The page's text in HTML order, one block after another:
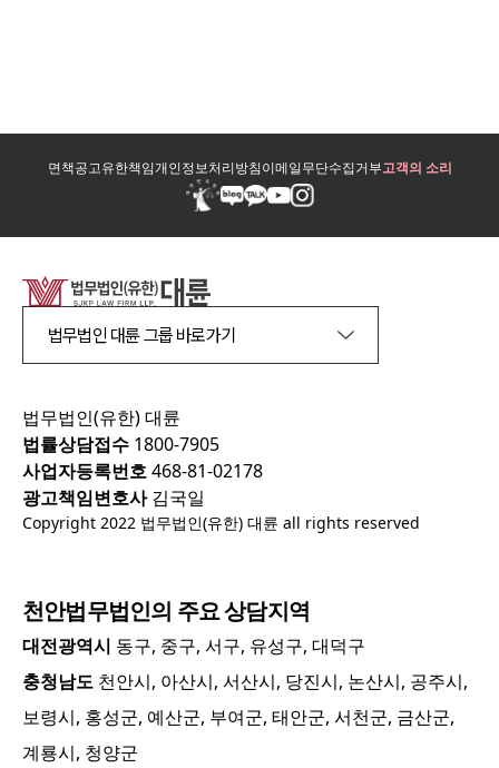
면책공고유한책임개인정보처리방침이메일무단수집거부고객의 소리
법무법인 대륜 그룹 바로가기
법무법인(유한) 대륜
법률상담접수 1800-7905
사업자등록번호468-81-02178
광고책임변호사김국일
Copyright 2022 법무법인(유한) 대륜 all rights reserved
천안법무법인의 주요 상담지역
대전광역시 동구, 중구, 서구, 유성구, 대덕구
충청남도 천안시, 아산시, 서산시, 당진시, 논산시, 공주시,
보령시, 홍성군, 예산군, 부여군, 태안군, 서천군, 금산군,
계룡시, 청양군